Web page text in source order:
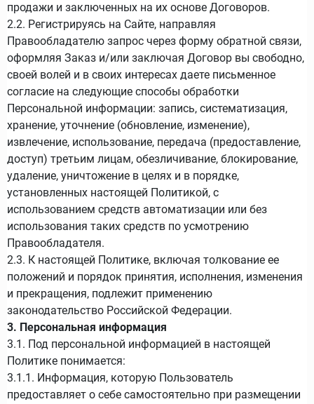
продажи и заключенных на их основе Договоров.
2.2. Регистрируясь на Сайте, направляя
Правообладателю запрос через форму обратной связи,
оформляя Заказ и/или заключая Договор вы свободно,
своей волей и в своих интересах даете письменное
согласие на следующие способы обработки
Персональной информации: запись, систематизация,
хранение, уточнение (обновление, изменение),
извлечение, использование, передача (предоставление,
доступ) третьим лицам, обезличивание, блокирование,
удаление, уничтожение в целях и в порядке,
установленных настоящей Политикой, с
использованием средств автоматизации или без
использования таких средств по усмотрению
Правообладателя.
2.3. К настоящей Политике, включая толкование ее
положений и порядок принятия, исполнения, изменения
и прекращения, подлежит применению
законодательство Российской Федерации.
3. Персональная информация
3.1. Под персональной информацией в настоящей
Политике понимается:
3.1.1. Информация, которую Пользователь
предоставляет о себе самостоятельно при размещении